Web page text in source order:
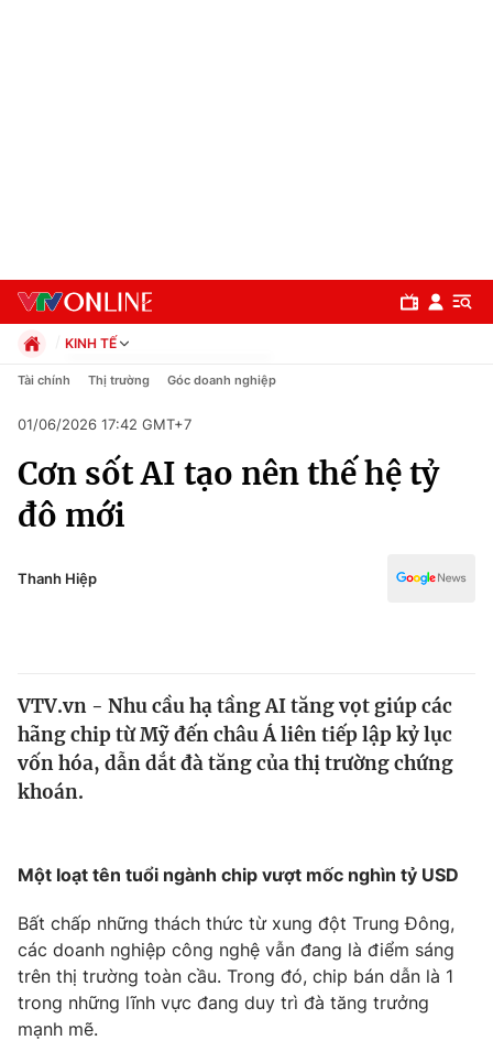
Chuyên mục
Chính trị
Thế giới
Tin tức
Câu chuyện quốc tế
Tài chính
Thị trường
Góc doanh nghiệp
Dữ liệu và đời sống
Truyền hình
Phim VTV
Hậu trường
Giải trí
KINH TẾ
Chính trị
Pháp luật
Kinh tế
Thể thao
Truyền hình
Y tế
Tài chính Thị trường Góc doanh nghiệp
01/06/2026 17:42 GMT+7
Cơn sốt AI tạo nên thế hệ tỷ
đô mới
Thanh Hiệp
VTV.vn - Nhu cầu hạ tầng AI tăng vọt giúp các
hãng chip từ Mỹ đến châu Á liên tiếp lập kỷ lục
vốn hóa, dẫn dắt đà tăng của thị trường chứng
khoán.
Một loạt tên tuổi ngành chip vượt mốc nghìn tỷ USD
Bất chấp những thách thức từ xung đột Trung Đông,
các doanh nghiệp công nghệ vẫn đang là điểm sáng
trên thị trường toàn cầu. Trong đó, chip bán dẫn là 1
trong những lĩnh vực đang duy trì đà tăng trưởng
mạnh mẽ.